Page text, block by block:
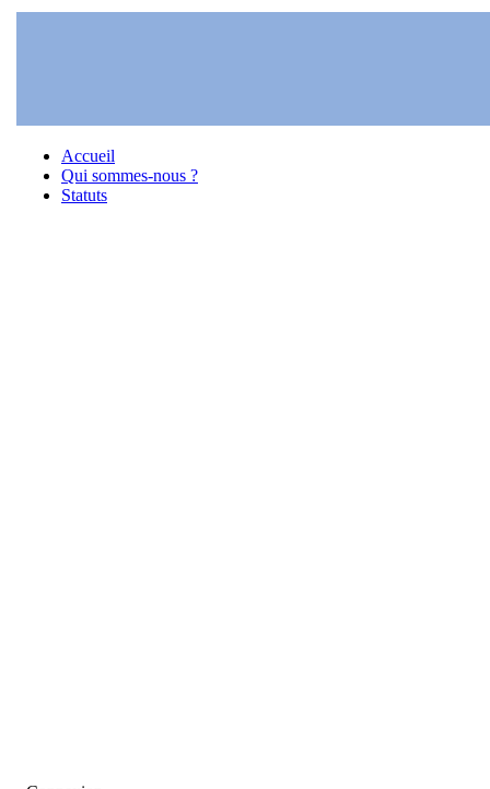
Accueil
Qui sommes-nous ?
Statuts